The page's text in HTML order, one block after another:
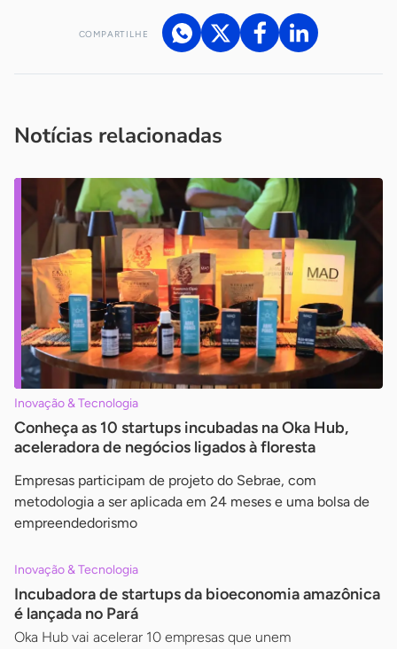
COMPARTILHE
Notícias relacionadas
Inovação & Tecnologia
Conheça as 10 startups incubadas na Oka Hub,
aceleradora de negócios ligados à floresta
Empresas participam de projeto do Sebrae, com
metodologia a ser aplicada em 24 meses e uma bolsa de
empreendedorismo
Inovação & Tecnologia
Incubadora de startups da bioeconomia amazônica
é lançada no Pará
Oka Hub vai acelerar 10 empresas que unem